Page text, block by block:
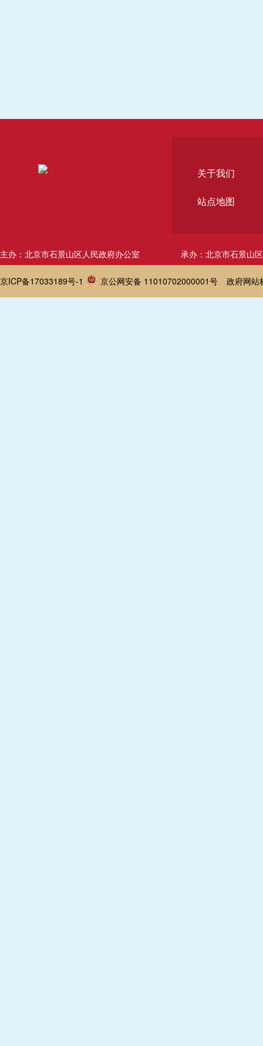
关于我们
站点地图
主办：北京市石景山区人民政府办公室 承办：北京市石景山
京ICP备17033189号-1 京公网安备 11010702000001号 政府网站